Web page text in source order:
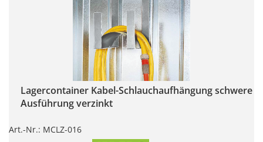
Lagercontainer Kabel-Schlauchaufhängung schwere
Ausführung verzinkt
Art.-Nr.: MCLZ-016